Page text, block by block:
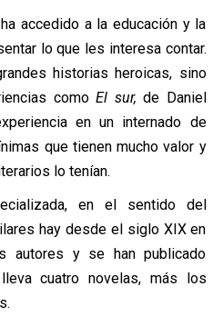
accedido a la educación y la
lo que les interesa contar.
historias heroicas, sino
comoEl sur,de Daniel
en un internado de
que tienen mucho valor y
lo tenían.
en el sentido del
hay desde el siglo XIX en
autores y se han publicado
cuatro novelas, más los